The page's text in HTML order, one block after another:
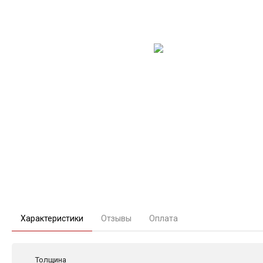
Характеристики Отзывы Оплата
Толщина